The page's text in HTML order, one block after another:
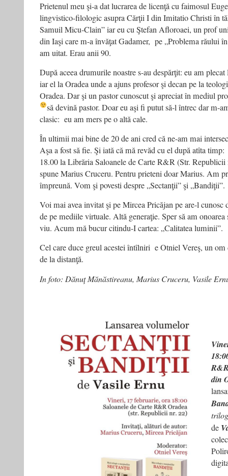
Prietenul meu şi-a dat lucrarea de licenţă cu faimosul
lingvistico-filologic asupra Cărţii I din Imitatio Christi în
Samuil Micu-Clain” iar eu cu Ştefan Afloroaei, un prof
din Iaşi care m-a învăţat Gadamer, pe „Problema răului
am uitat. Erau anii 90.
După aceea drumurile noastre s-au despărţit: eu am
iar el la Oradea unde a ajuns profesor şi decan pe la
Oradea. Dar şi un pastor cunoscut şi apreciat în mediul
să devină pastor. Doar eu aşi fi putut să-l întrec dar m-
clasic: eu am mers pe o altă cale.
În ultimii mai bine de 20 de ani cred că ne-am mai
Aşa a fost să fie. Şi iată că mă revăd cu el după atîta
18.00 la Librăria Saloanele de Carte R&R (Str. Republicii
spune Marius Cruceru. Pentru prieteni doar Marius. Am
împreună. Vom şi povesti despre „Sectanţii” şi „Bandiţii”.
Voi mai avea invitat şi pe Mircea Pricăjan pe are-l cunosc
de pe mediile virtuale. Altă generaţie. Sper să am
viu. Acum mă bucur citindu-I cartea: „Calitatea luminii”.
Cel care duce greul acestei întîlniri e Otniel Vereş, un om
de la distanţă.
In foto: Dănuţ Mănăstireanu, Marius Cruceru, Vasile
din
de